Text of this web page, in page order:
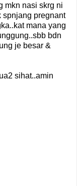
mkn nasi skrg ni
spnjang pregnant
mana yang
bdn
je besar &
sihat..amin